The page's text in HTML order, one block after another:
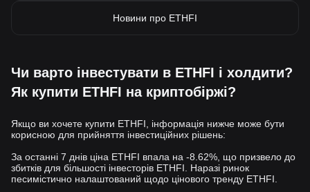
Новини про ETHFI
Чи варто інвестувати в ETHFI і холдити?
Як купити ETHFI на криптобіржі?
Якщо ви хочете купити ETHFI, інформація нижче може бути
корисною для прийняття інвестиційних рішень:
За останні 7 днів ціна ETHFI впала на -8.62%, що призвело до
збитків для більшості інвесторів ETHFI. Наразі ринок
песимістично налаштований щодо цінового тренду ETHFI.